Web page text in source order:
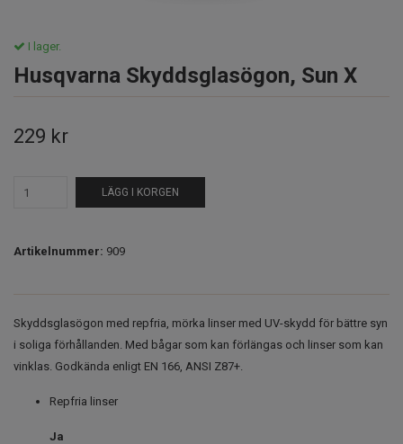
I lager.
Husqvarna Skyddsglasögon, Sun X
229 kr
LÄGG I KORGEN
Artikelnummer: 909
Skyddsglasögon med repfria, mörka linser med UV-skydd för bättre syn
i soliga förhållanden. Med bågar som kan förlängas och linser som kan
vinklas. Godkända enligt EN 166, ANSI Z87+.
Repfria linser
Ja